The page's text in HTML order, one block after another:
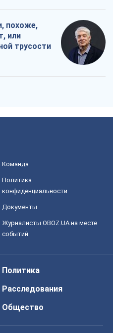
похоже,
или
трусости
Команда
Политика
конфиденциальности
Документы
Журналисты OBOZ.UA на месте
событий
Политика
Расследования
Общество